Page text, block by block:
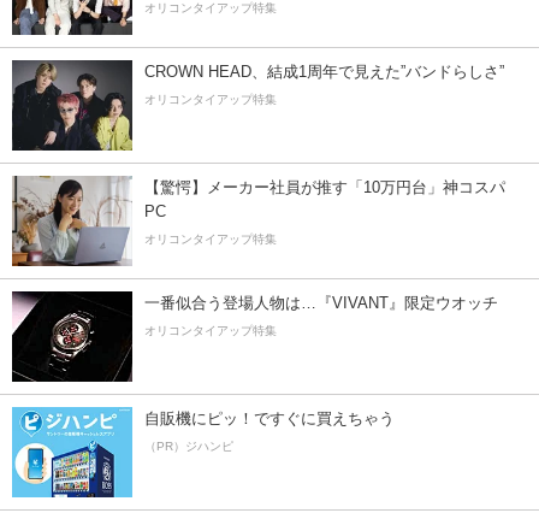
オリコンタイアップ特集
CROWN HEAD、結成1周年で見えた”バンドらしさ”
オリコンタイアップ特集
【驚愕】メーカー社員が推す「10万円台」神コスパ
PC
オリコンタイアップ特集
一番似合う登場人物は…『VIVANT』限定ウオッチ
オリコンタイアップ特集
自販機にピッ！ですぐに買えちゃう
（PR）ジハンピ